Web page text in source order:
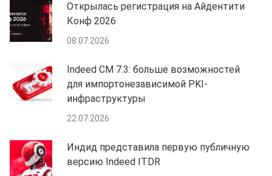
Открылась регистрация на Айдентити
Конф 2026
08.07.2026
Indeed CM 7.3: больше возможностей
для импортонезависимой PKI-
инфраструктуры
22.07.2026
Индид представила первую публичную
версию Indeed ITDR